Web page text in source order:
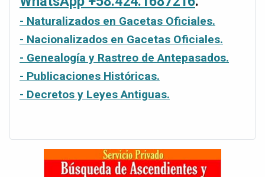
- Naturalizados en Gacetas Oficiales.
- Nacionalizados en Gacetas Oficiales.
- Genealogía y Rastreo de Antepasados.
- Publicaciones Históricas.
- Decretos y Leyes Antiguas.